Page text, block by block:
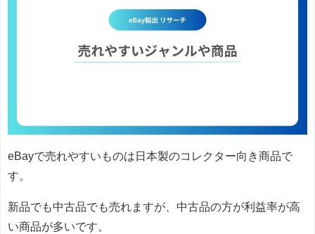
eBayで売れやすいものは日本製のコレクター向き商品で
す。
新品でも中古品でも売れますが、中古品の方が利益率が高
い商品が多いです。